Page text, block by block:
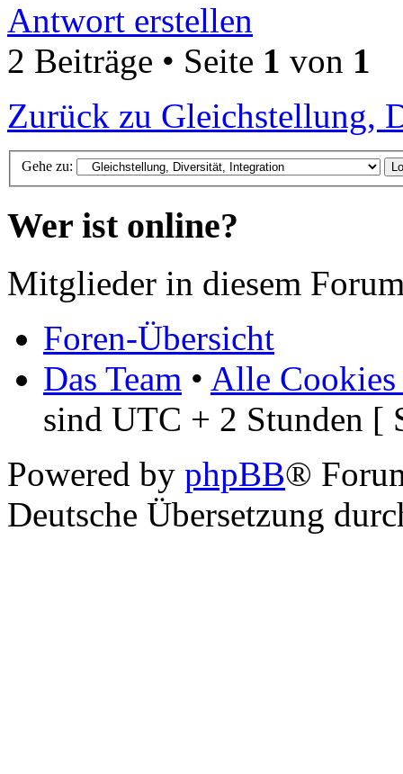
Antwort erstellen
2 Beiträge • Seite 1 von 1
Zurück zu Gleichstellung,
Gehe zu:
Wer ist online?
Mitglieder in diesem
Foren-Übersicht
Das Team • Alle Cookies
sind UTC + 2 Stunden [
Powered by phpBB®
Deutsche Übersetzung